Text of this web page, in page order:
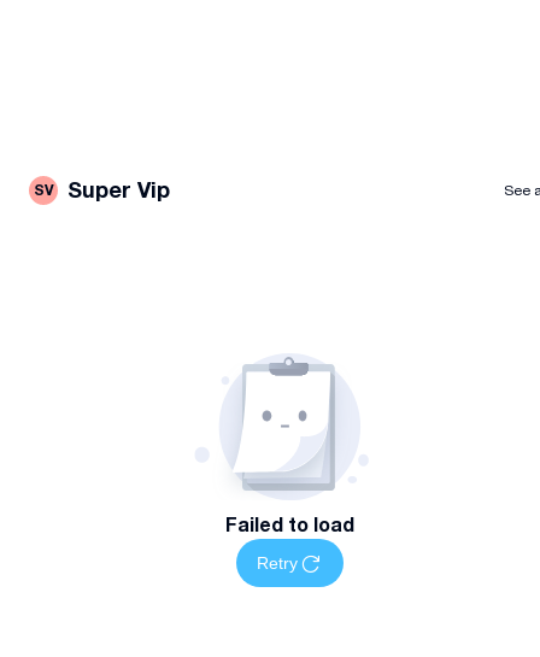
SV Super Vip See
Failed to load
Retry